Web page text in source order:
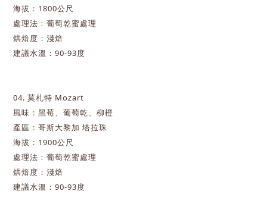
海拔：1800公尺
處理法：葡萄乾蜜處理
烘焙度：淺焙
建議水溫：90-93度
04. 莫札特 Mozart
風味：黑莓、葡萄乾、柳橙
產區：哥斯大黎加 塔拉珠
海拔：1900公尺
處理法：葡萄乾蜜處理
烘焙度：淺焙
建議水溫：90-93度